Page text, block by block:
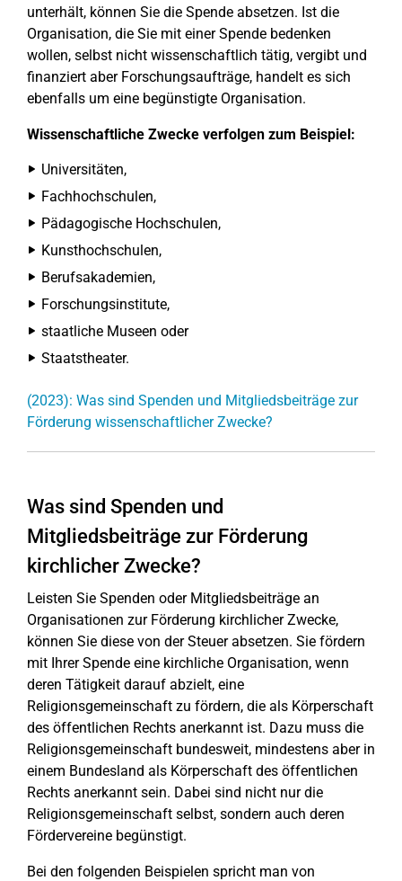
unterhält, können Sie die Spende absetzen. Ist die
Organisation, die Sie mit einer Spende bedenken
wollen, selbst nicht wissenschaftlich tätig, vergibt und
finanziert aber Forschungsaufträge, handelt es sich
ebenfalls um eine begünstigte Organisation.
Wissenschaftliche Zwecke verfolgen zum Beispiel:
Universitäten,
Fachhochschulen,
Pädagogische Hochschulen,
Kunsthochschulen,
Berufsakademien,
Forschungsinstitute,
staatliche Museen oder
Staatstheater.
(2023): Was sind Spenden und Mitgliedsbeiträge zur
Förderung wissenschaftlicher Zwecke?
Was sind Spenden und
Mitgliedsbeiträge zur Förderung
kirchlicher Zwecke?
Leisten Sie Spenden oder Mitgliedsbeiträge an
Organisationen zur Förderung kirchlicher Zwecke,
können Sie diese von der Steuer absetzen. Sie fördern
mit Ihrer Spende eine kirchliche Organisation, wenn
deren Tätigkeit darauf abzielt, eine
Religionsgemeinschaft zu fördern, die als Körperschaft
des öffentlichen Rechts anerkannt ist. Dazu muss die
Religionsgemeinschaft bundesweit, mindestens aber in
einem Bundesland als Körperschaft des öffentlichen
Rechts anerkannt sein. Dabei sind nicht nur die
Religionsgemeinschaft selbst, sondern auch deren
Fördervereine begünstigt.
Bei den folgenden Beispielen spricht man von